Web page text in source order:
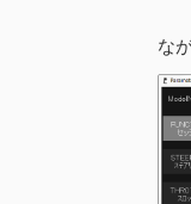
各
な